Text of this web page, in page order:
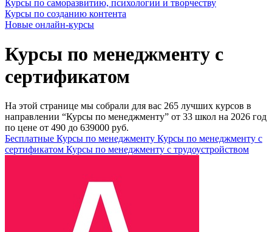
Курсы по саморазвитию, психологии и творчеству
Курсы по созданию контента
Новые онлайн‑курсы
Курсы по менеджменту с
сертификатом
На этой странице мы собрали для вас 265 лучших курсов в
направлении “Курсы по менеджменту” от 33 школ на 2026 год
по цене от 490 до 639000 руб.
Бесплатные Курсы по менеджменту Курсы по менеджменту с
сертификатом Курсы по менеджменту с трудоустройством